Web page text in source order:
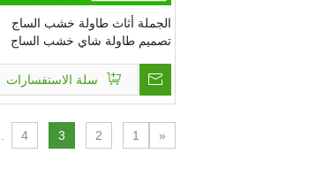
الجملة أثاث طاولة خشب الساج
تصميم طاولة شاي خشب الساج
سلة الاستفسارات
«
1
2
3
4